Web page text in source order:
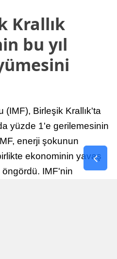
Krallık
bu yıl
(IMF), Birleşik Krallık'ta
yüzde 1'e gerilemesinin
enerji şokunun
ekonominin yavaş
öngördü. IMF'nin